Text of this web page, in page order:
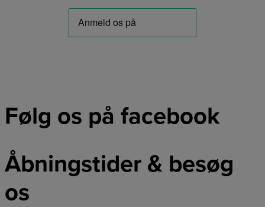
Følg os på facebook
Åbningstider & besøg
os